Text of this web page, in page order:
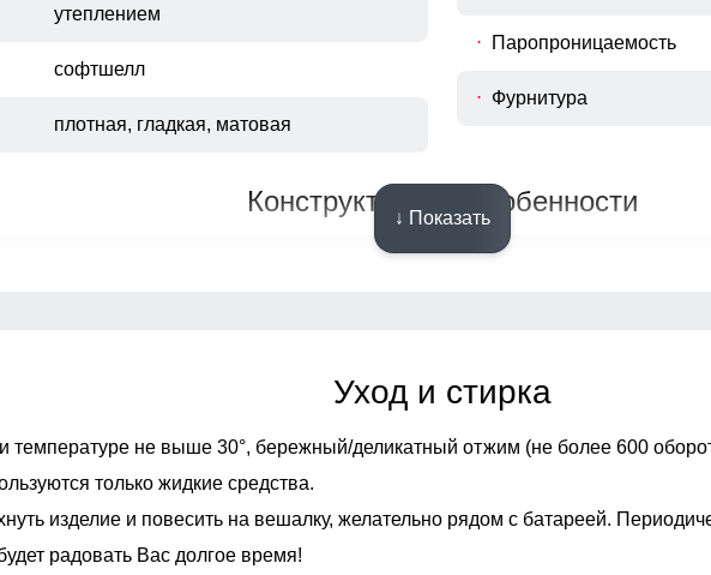
утеплением
софтшелл
плотная, гладкая, матовая
Паропроницаемость
Фурнитура
Конструктивные особенности
фирменный лейбл, молнии,
декоративная строчка, встроенный
усиленные, аккуратно прошитые
Вид застежки
↓ Показать
Уход и стирка
температуре не выше 30°, бережный/деликатный отжим (не более 600
только жидкие средства.
изделие и повесить на вешалку, желательно рядом с батареей.
радовать Вас долгое время!